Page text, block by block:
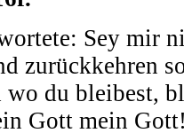
Sey mir
zurückkehren
du bleibest,
Gott mein